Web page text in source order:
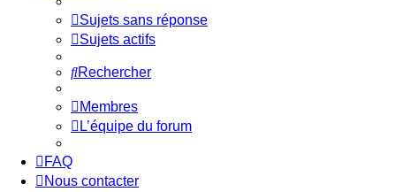
Sujets sans réponse
Sujets actifs
Rechercher
Membres
L’équipe du forum
FAQ
Nous contacter